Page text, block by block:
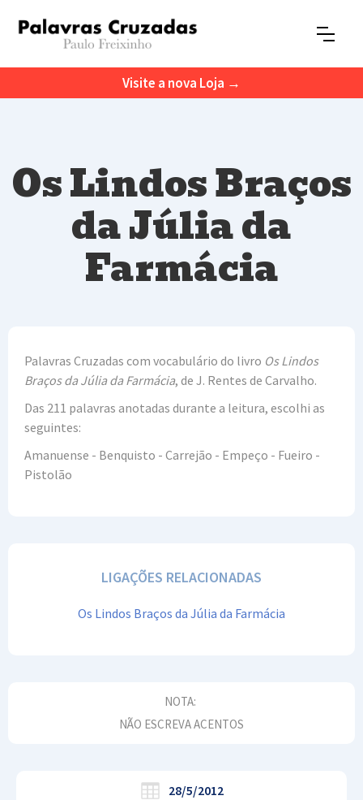
Visite a nova Loja →
Os Lindos Braços
da Júlia da
Farmácia
Palavras Cruzadas com vocabulário do livro Os Lindos
Braços da Júlia da Farmácia, de J. Rentes de Carvalho.
Das 211 palavras anotadas durante a leitura, escolhi as
seguintes:
Amanuense - Benquisto - Carrejão - Empeço - Fueiro -
Pistolão
LIGAÇÕES RELACIONADAS
Os Lindos Braços da Júlia da Farmácia
NOTA:
NÃO ESCREVA ACENTOS
28/5/2012